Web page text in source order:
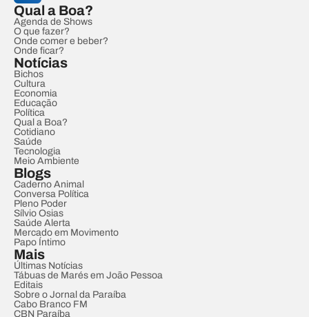
Qual a Boa?
Agenda de Shows
O que fazer?
Onde comer e beber?
Onde ficar?
Notícias
Bichos
Cultura
Economia
Educação
Política
Qual a Boa?
Cotidiano
Saúde
Tecnologia
Meio Ambiente
Blogs
Caderno Animal
Conversa Política
Pleno Poder
Sílvio Osias
Saúde Alerta
Mercado em Movimento
Papo Íntimo
Mais
Últimas Notícias
Tábuas de Marés em João Pessoa
Editais
Sobre o Jornal da Paraíba
Cabo Branco FM
CBN Paraíba